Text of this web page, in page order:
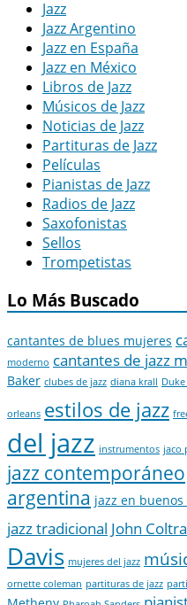
Jazz
Jazz Argentino
Jazz en España
Jazz en México
Libros de Jazz
Músicos de Jazz
Noticias de Jazz
Partituras de Jazz
Películas
Pianistas de Jazz
Radios de Jazz
Saxofonistas
Sellos
Trompetistas
Lo Más Buscado
cantantes de blues mujeres
moderno cantantes de jazz
Baker clubes de jazz diana krall
orleans estilos de jazz
del jazz instrumentos jaco
jazz contemporáneo
argentina jazz en buenos
jazz tradicional John
Davis mujeres del jazz
ornette coleman partituras de jazz